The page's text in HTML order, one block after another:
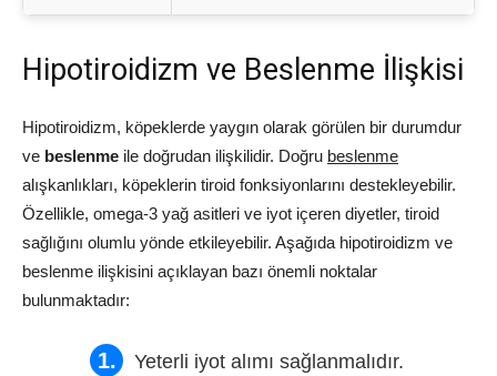
Hipotiroidizm ve Beslenme İlişkisi
Hipotiroidizm, köpeklerde yaygın olarak görülen bir durumdur
ve beslenme ile doğrudan ilişkilidir. Doğru beslenme
alışkanlıkları, köpeklerin tiroid fonksiyonlarını destekleyebilir.
Özellikle, omega-3 yağ asitleri ve iyot içeren diyetler, tiroid
sağlığını olumlu yönde etkileyebilir. Aşağıda hipotiroidizm ve
beslenme ilişkisini açıklayan bazı önemli noktalar
bulunmaktadır:
Yeterli iyot alımı sağlanmalıdır.